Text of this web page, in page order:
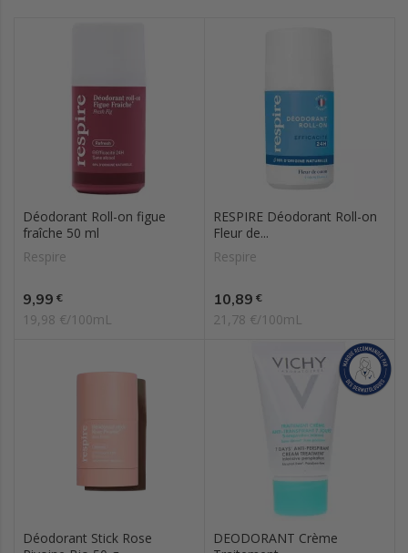
Déodorant Roll-on figue
fraîche 50 ml
Respire
Prix
9,99 €
19,98 €/100mL
RESPIRE Déodorant Roll-on
Fleur de...
Respire
Prix
10,89 €
21,78 €/100mL
Déodorant Stick Rose
DEODORANT Crème